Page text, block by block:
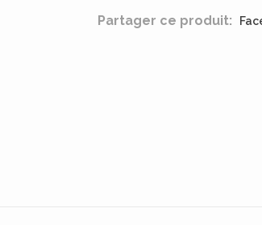
Partager ce produit: